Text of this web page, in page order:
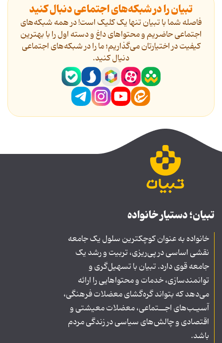
تبیان را در شبکه‌های اجتماعی دنبال کنید
فاصله شما با تبیان تنها یک کلیک است! در همه شبکه‌های
اجتماعی حاضریم و محتواهای داغ و دسته اول را با بهترین
کیفیت در اختیارتان می‌گذاریم؛ ما را در شبکه‌های اجتماعی
دنیال کنید.
تبیان؛ دستیار خانواده
خانواده به عنوان کوچکترین سلول یک جامعه
نقشی اساسی در پی‌ریزی، تربیت و رشد یک
جامعه قوی دارد. تبیان با تسهیل‌گری و
توانمندسازی، خدمات و محتواهایی را ارائه
می‌دهد که بتواند گره‌گشای معضلات فرهنگی،
آسیـب‌های اجــتماعی، معضلات معیشتی و
اقتصادی و چالش‌های سیاسی در زندگی مردم
باشد.